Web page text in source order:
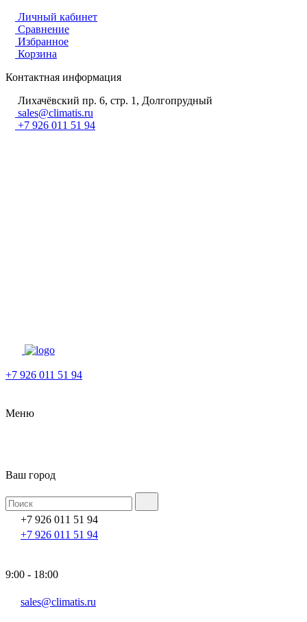
Личный кабинет
Сравнение
Избранное
Корзина
Контактная информация
Лихачёвский пр. 6, стр. 1, Долгопрудный
sales@climatis.ru
+7 926 011 51 94
+7 926 011 51 94
Меню
Ваш город
+7 926 011 51 94
+7 926 011 51 94
9:00 - 18:00
sales@climatis.ru